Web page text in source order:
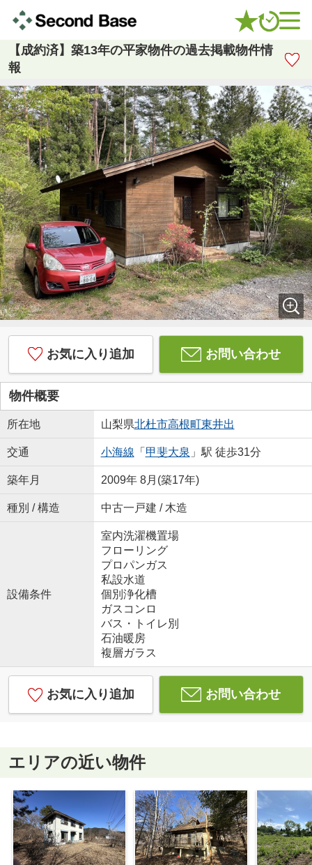
【成約済】築13年の平家物件の過去掲載物件情
報
お気に入り追加 お問い合わせ
物件概要
所在地 山梨県北杜市高根町東井出
交通 小海線 「 甲斐大泉 」駅 徒歩31分
築年月 2009年 8月(築17年)
種別 / 構造 中古一戸建 / 木造
設備条件
室内洗濯機置場
フローリング
プロパンガス
私設水道
個別浄化槽
ガスコンロ
バス・トイレ別
石油暖房
複層ガラス
お気に入り追加 お問い合わせ
エリアの近い物件